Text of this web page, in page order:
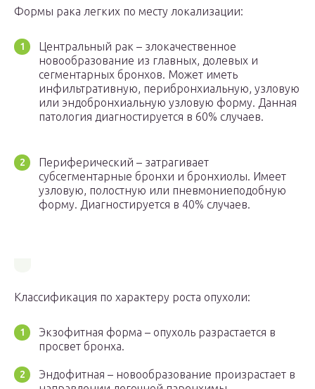
Формы рака легких по месту локализации:
Центральный рак – злокачественное
новообразование из главных, долевых и
сегментарных бронхов. Может иметь
инфильтративную, перибронхиальную, узловую
или эндобронхиальную узловую форму. Данная
патология диагностируется в 60% случаев.
Периферический – затрагивает
субсегментарные бронхи и бронхиолы. Имеет
узловую, полостную или пневмониеподобную
форму. Диагностируется в 40% случаев.
Классификация по характеру роста опухоли:
Экзофитная форма – опухоль разрастается в
просвет бронха.
Эндофитная – новообразование произрастает в